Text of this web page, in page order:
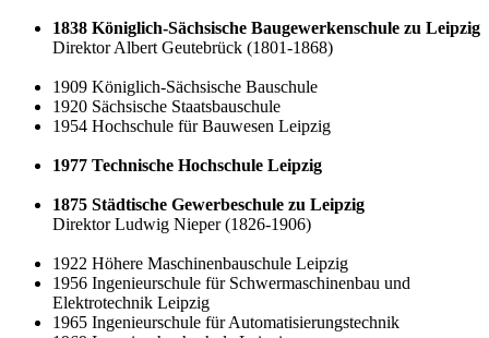
1838 Königlich-Sächsische Baugewerkenschule zu Leipzig
Direktor Albert Geutebrück (1801-1868)
1909 Königlich-Sächsische Bauschule
1920 Sächsische Staatsbauschule
1954 Hochschule für Bauwesen Leipzig
1977 Technische Hochschule Leipzig
1875 Städtische Gewerbeschule zu Leipzig
Direktor Ludwig Nieper (1826-1906)
1922 Höhere Maschinenbauschule Leipzig
1956 Ingenieurschule für Schwermaschinenbau und
Elektrotechnik Leipzig
1965 Ingenieurschule für Automatisierungstechnik